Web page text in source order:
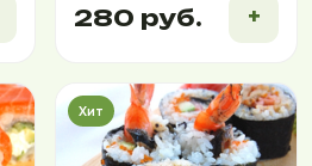
280 руб. +
Хит